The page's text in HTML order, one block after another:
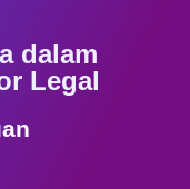
dalam
Legal